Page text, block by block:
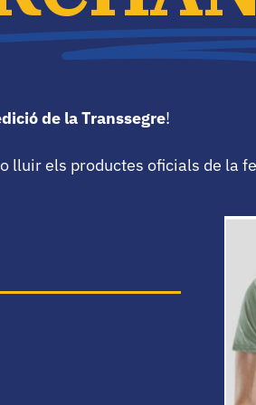
de la Transsegre!
lluir els productes oficials de la